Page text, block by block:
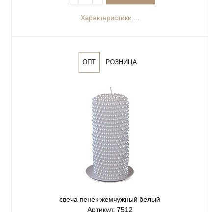
Характеристики ...
ОПТ РОЗНИЦА
свеча пенек жемчужный белый
Артикул: 7512